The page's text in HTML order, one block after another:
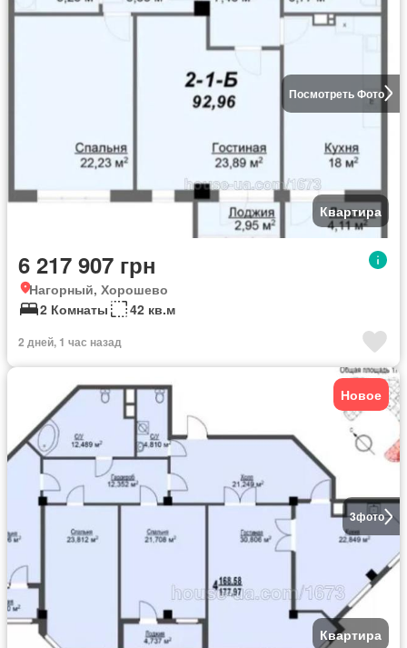
Посмотреть Фото
Квартира
6 217 907 грн
Нагорный, Хорошево
2 Комнаты
42 кв.м
2 дней, 1 час назад
3фото
Новое
Квартира